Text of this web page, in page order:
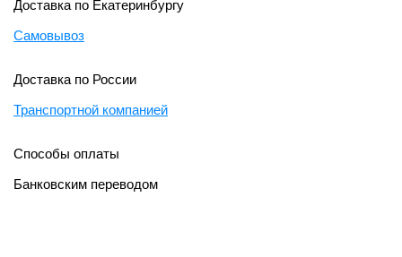
Доставка по Екатеринбургу
Самовывоз
Доставка по России
Транспортной компанией
Способы оплаты
Банковским переводом